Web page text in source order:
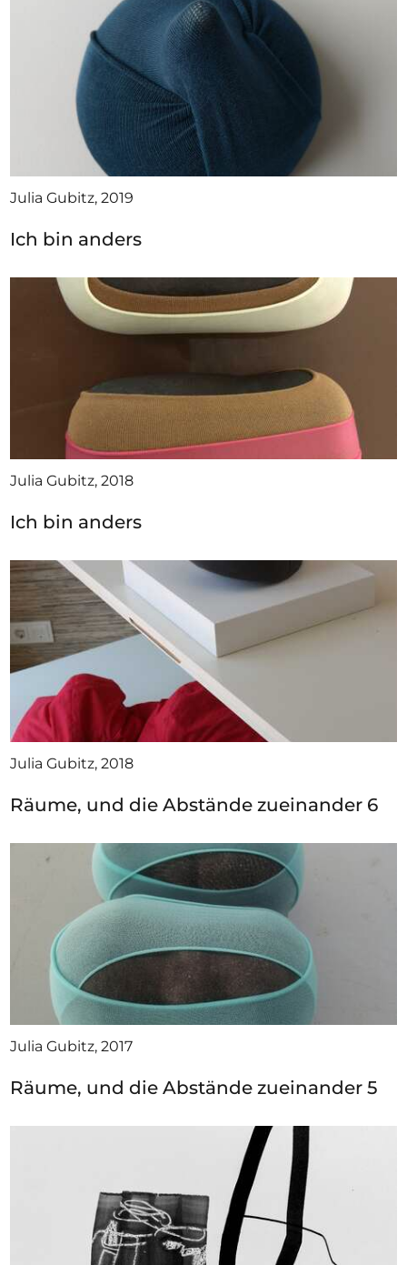
Julia Gubitz, 2019
Ich bin anders
Julia Gubitz, 2018
Ich bin anders
Julia Gubitz, 2018
Räume, und die Abstände zueinander 6
Julia Gubitz, 2017
Räume, und die Abstände zueinander 5